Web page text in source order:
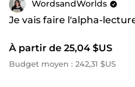
WordsandWorlds
Je vais faire l'alpha-
À partir de 25,04 $US
Budget moyen : 242,31 $US